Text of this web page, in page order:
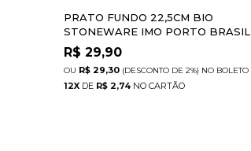
PRATO FUNDO 22,5CM BIO
STONEWARE IMO PORTO BRASIL
R$ 29,90
R$ 29,30 (DESCONTO DE 2%) NO BOLETO
12X DE R$ 2,74